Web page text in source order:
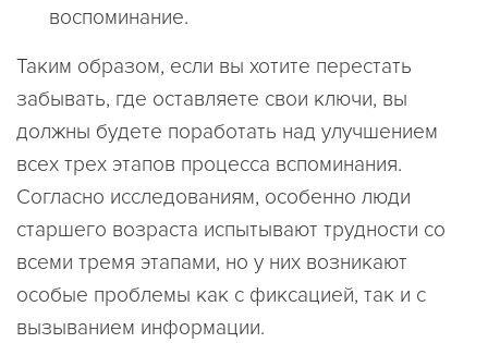
воспоминание.
Таким образом, если вы хотите перестать
забывать, где оставляете свои ключи, вы
должны будете поработать над улучшением
всех трех этапов процесса вспоминания.
Согласно исследованиям, особенно люди
старшего возраста испытывают трудности со
всеми тремя этапами, но у них возникают
особые проблемы как с фиксацией, так и с
вызыванием информации.